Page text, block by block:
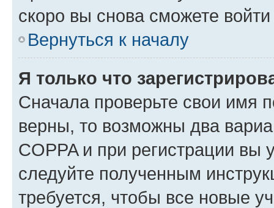
скоро вы снова сможете
Вернуться к началу
Я только что
Сначала проверьте свои имя
верны, то возможны два
COPPA и при регистрации вы
следуйте полученным
требуется, чтобы все новые